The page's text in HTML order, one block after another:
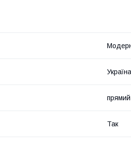
Україна
прямий
Так